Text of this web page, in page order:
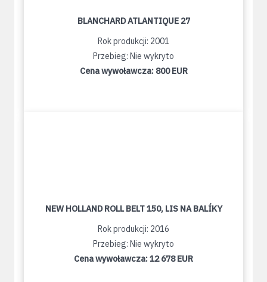
BLANCHARD ATLANTIQUE 27
Rok produkcji: 2001
Przebieg: Nie wykryto
Cena wywoławcza: 800 EUR
NEW HOLLAND ROLL BELT 150, LIS NA BALÍKY
Rok produkcji: 2016
Przebieg: Nie wykryto
Cena wywoławcza:12 678 EUR